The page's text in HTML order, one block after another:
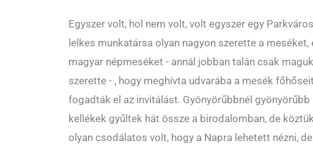
Egyszer volt, hol nem volt, volt egyszer egy
lelkes munkatársa olyan nagyon szerette a meséket,
magyar népmeséket - annál jobban talán csak
szerette - , hogy meghívta udvarába a mesék
fogadták el az invitálást. Gyönyörűbbnél
kellékek gyűltek hát össze a birodalomban, de
olyan csodálatos volt, hogy a Napra lehetett nézni,